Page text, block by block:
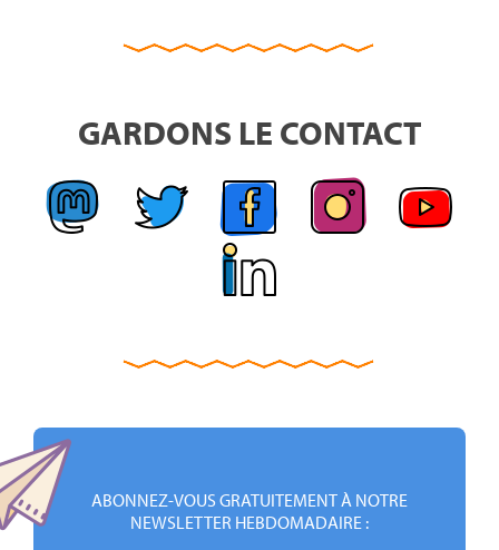
GARDONS LE CONTACT
ABONNEZ-VOUS GRATUITEMENT À NOTRE
NEWSLETTER HEBDOMADAIRE :